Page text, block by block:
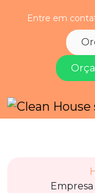
Entre em